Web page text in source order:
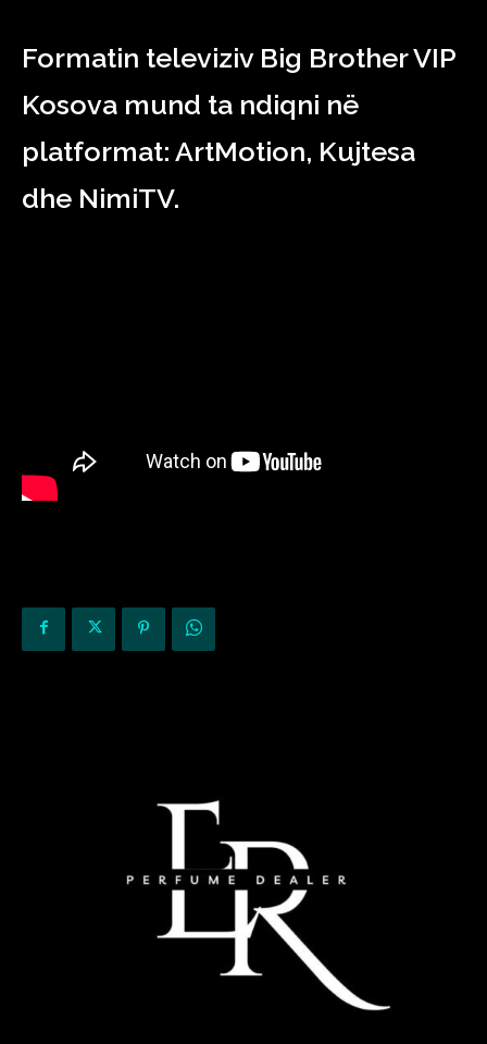
Formatin televiziv Big Brother VIP
Kosova mund ta ndiqni në
platformat: ArtMotion, Kujtesa
dhe NimiTV.